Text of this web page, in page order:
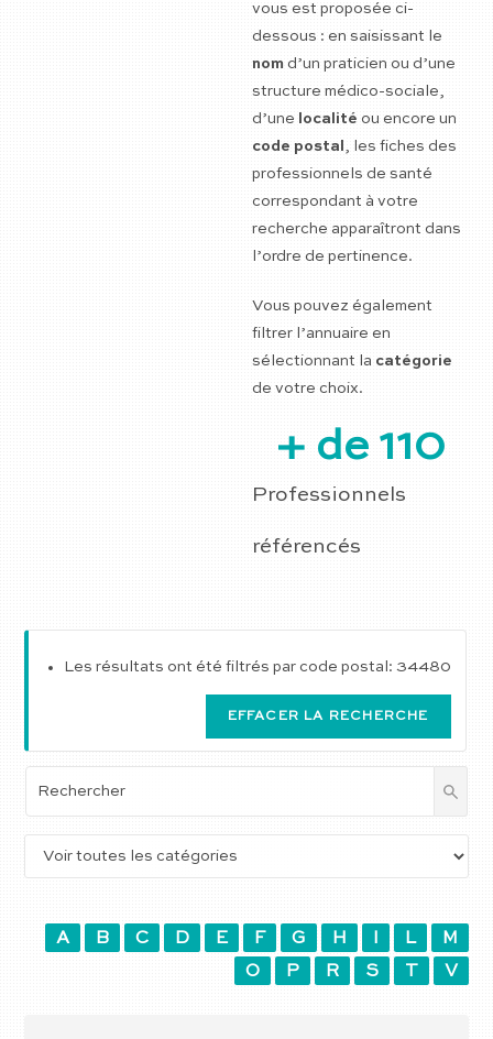
vous est proposée ci-
dessous : en saisissant le
nom d’un praticien ou d’une
structure médico-sociale,
d’une
localité ou encore un
code postal , les fiches des
professionnels de santé
correspondant à votre
recherche apparaîtront dans
l’ordre de pertinence.
Vous pouvez également
filtrer l’annuaire en
sélectionnant la catégorie
de votre choix.
Professionnels
référencés
+ de 110
Les résultats ont été filtrés par code postal: 34480
EFFACER LA RECHERCHE
A B C D E F G H L
M
O
P R S T V